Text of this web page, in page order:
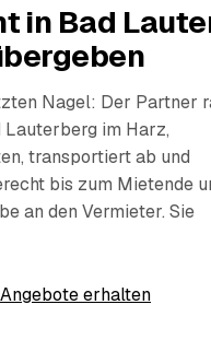
in Bad
Nagel: Der Partner
Lauterberg im Harz,
transportiert ab und
bis zum Mietende
an den Vermieter. Sie
erhalten